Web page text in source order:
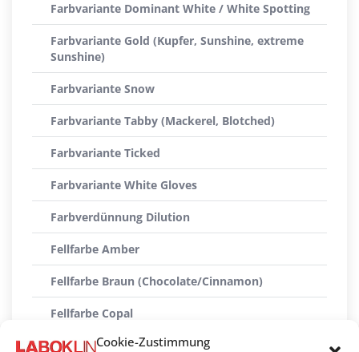
Cookie-Zustimmung
Farbvariante Dominant White / White Spotting
Farbvariante Gold (Kupfer, Sunshine, extreme
Sunshine)
Farbvariante Snow
Farbvariante Tabby (Mackerel, Blotched)
Farbvariante Ticked
Farbvariante White Gloves
Farbverdünnung Dilution
Fellfarbe Amber
Fellfarbe Braun (Chocolate/Cinnamon)
Fellfarbe Copal
Fellfarbe Rot